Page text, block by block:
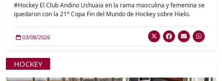
#Hockey El Club Andino Ushuaia en la rama masculina y femenina se
quedaron con la 21° Copa Fin del Mundo de Hockey sobre Hielo.
03/08/2026
HOCKEY